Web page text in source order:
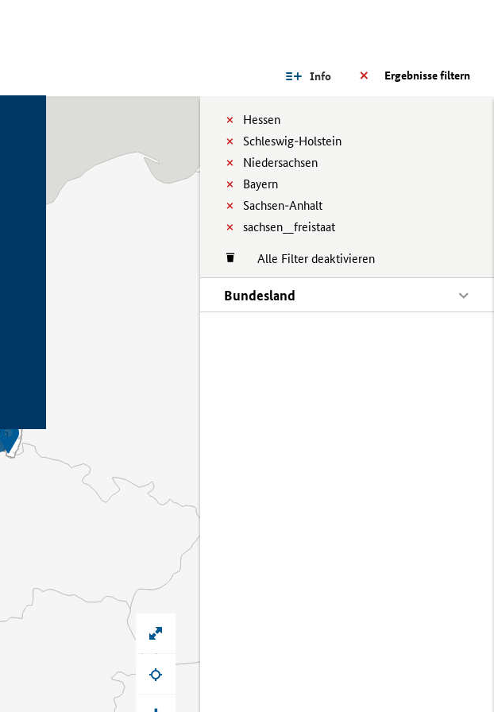
Ergebnisse filtern
Info
Hessen
Schleswig-Holstein
Niedersachsen
Bayern
Sachsen-Anhalt
sachsen__freistaat
Alle Filter deaktivieren
Bundesland